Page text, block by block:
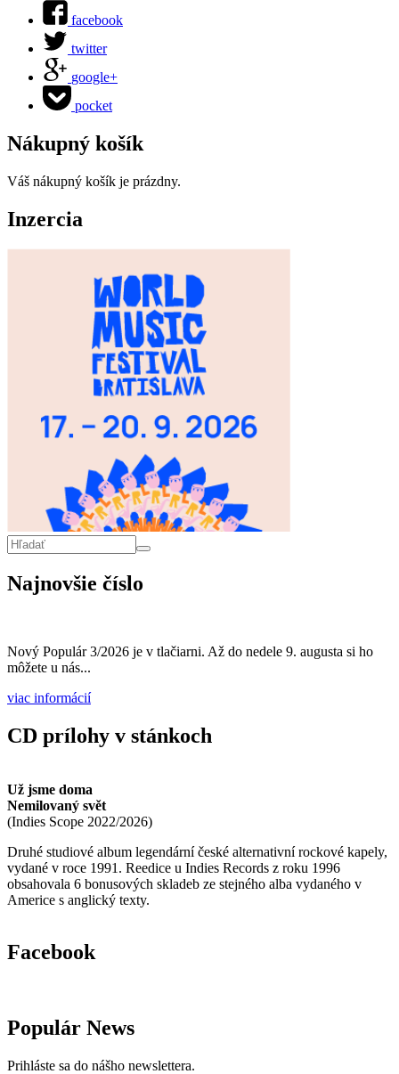
facebook
twitter
google+
pocket
Nákupný košík
Váš nákupný košík je prázdny.
Inzercia
Najnovšie číslo
Nový Populár 3/2026 je v tlačiarni. Až do nedele 9. augusta si ho
môžete u nás...
viac informácií
CD prílohy v stánkoch
Už jsme doma
Nemilovaný svět
(Indies Scope 2022/2026)
Druhé studiové album legendární české alternativní rockové kapely,
vydané v roce 1991. Reedice u Indies Records z roku 1996
obsahovala 6 bonusových skladeb ze stejného alba vydaného v
Americe s anglický texty.
Facebook
Populár News
Prihláste sa do nášho newslettera.